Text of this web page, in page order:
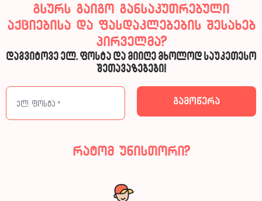
გსურს გაიგო განსაკუთრებული
აქციებისა და ფასდაკლებების შესახებ
პირველმა?
დაგვიტოვე ელ. ფოსტა და მიიღე მხოლოდ საუკეთესო
შეთავაზებები!
რატომ უნისთორი?